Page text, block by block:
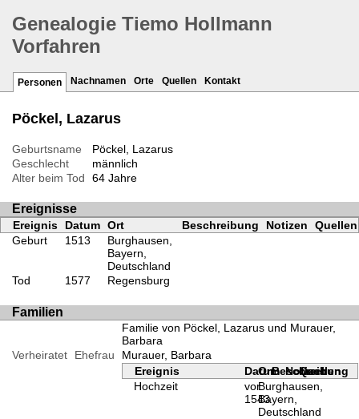
Genealogie Tiemo Hollmann
Vorfahren
Personen Nachnamen Orte Quellen Kontakt
Pöckel, Lazarus
Geburtsname
Pöckel, Lazarus
Geschlecht
männlich
Alter beim Tod
64 Jahre
Ereignisse
Ereignis Datum Ort Beschreibung Notizen
Quellen
Geburt
1513
Burghausen,
Bayern,
Deutschland
Tod
1577 Regensburg
Familien
Familie von Pöckel, Lazarus und Murauer,
Barbara
Verheiratet
Ehefrau
Murauer, Barbara
Ereignis
Datum
OrtBeschreibung
Notizen
Quellen
Hochzeit
vor
1543
Burghausen,
Bayern,
Deutschland